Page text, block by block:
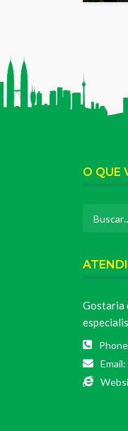
O QUE
Gostaria
Email: